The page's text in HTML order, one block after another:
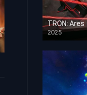
TRON: Ares
2025
HD 1080p